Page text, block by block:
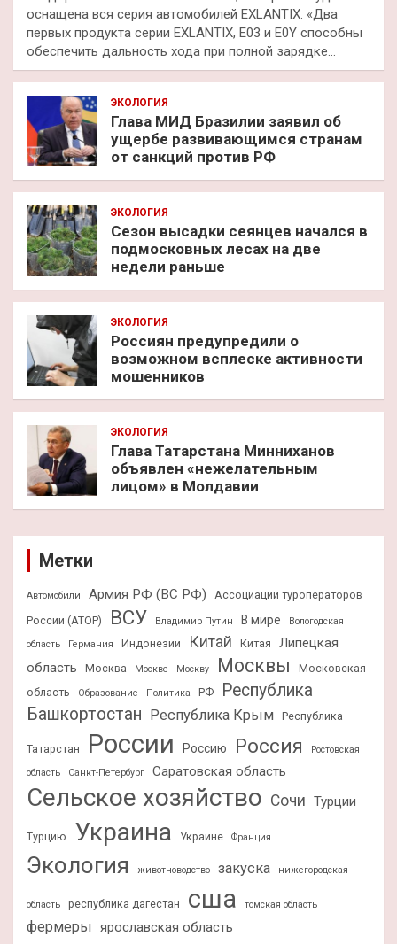
оснащена вся серия автомобилей EXLANTIX. «Два
первых продукта серии EXLANTIX, E03 и E0Y способны
обеспечить дальность хода при полной зарядке…
ЭКОЛОГИЯ
Глава МИД Бразилии заявил об
ущербе развивающимся странам
от санкций против РФ
ЭКОЛОГИЯ
Сезон высадки сеянцев начался в
подмосковных лесах на две
недели раньше
ЭКОЛОГИЯ
Россиян предупредили о
возможном всплеске активности
мошенников
ЭКОЛОГИЯ
Глава Татарстана Минниханов
объявлен «нежелательным
лицом» в Молдавии
Метки
Автомобили Армия РФ (ВС РФ)
Ассоциации туроператоров
России (АТОР)
ВСУ Владимир Путин В мире
Вологодская
область
Германия Индонезии Китай Китая
Липецкая
область
Москва Москве Москву Москвы
Московская
область
Образование Политика РФ
Республика
Башкортостан
Республика Крым Республика
Татарстан России Россию Россия
Ростовская
область
Санкт-Петербург Саратовская область
Сельское хозяйство Сочи Турции
Турцию Украина Украине Франция
Экология животноводство закуска нижегородская
область республика дагестан сша томская область
фермеры ярославская область